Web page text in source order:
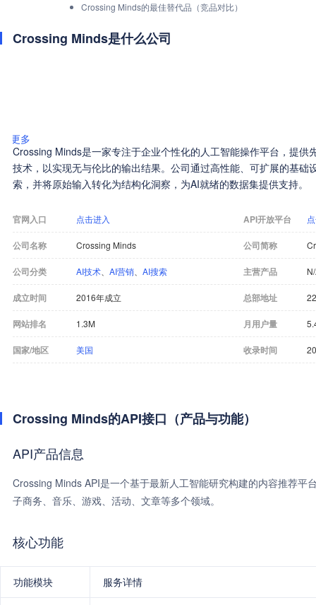
Crossing Minds的最佳替代品（竞品对比）
Crossing Minds是什么公司
更多
Crossing Minds是一家专注于企业个性化的人工智能操作平台，提供
技术，以实现无与伦比的输出结果。公司通过高性能、可扩展的基础
索，并将原始输入转化为结构化洞察，为AI就绪的数据集提供支持。
官网入口 点击进入 API开放平台
公司名称 Crossing Minds 公司简称
公司分类 AI技术 AI营销 AI搜索 主营产品
成立时间 2016年成立 总部地址
网站排名 1.3M 月用户量
国家/地区 美国 收录时间
Crossing Minds的API接口（产品与功能）
API产品信息
Crossing Minds API是一个基于最新人工智能研究构建的内容推荐
子商务、音乐、游戏、活动、文章等多个领域。
核心功能
功能模块 服务详情